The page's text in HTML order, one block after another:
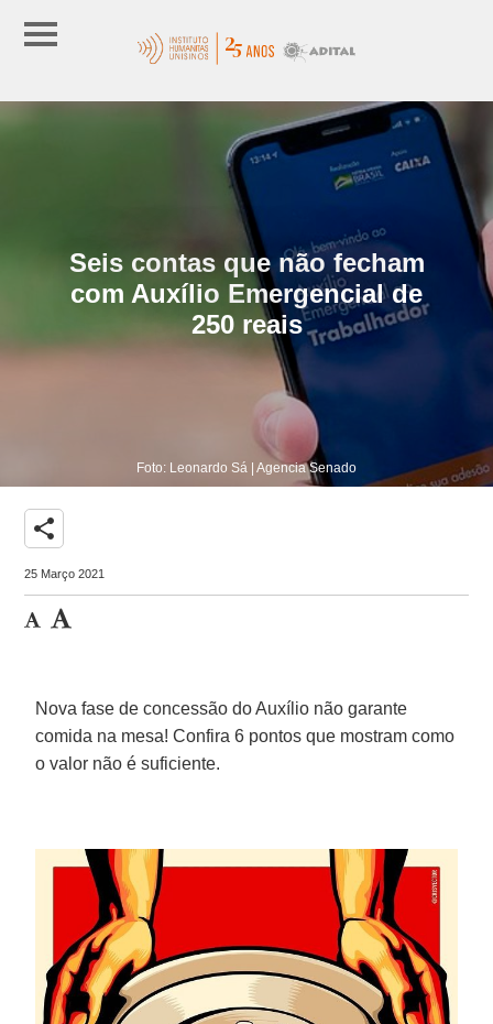
Seis contas que não fecham
com Auxílio Emergencial de
250 reais
Foto: Leonardo Sá | Agencia Senado
share
25 Março 2021
Nova fase de concessão do Auxílio não garante
comida na mesa! Confira 6 pontos que mostram como
o valor não é suficiente.